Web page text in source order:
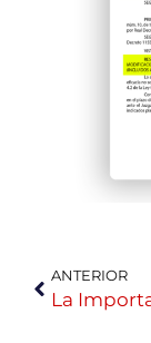
ANTERIOR